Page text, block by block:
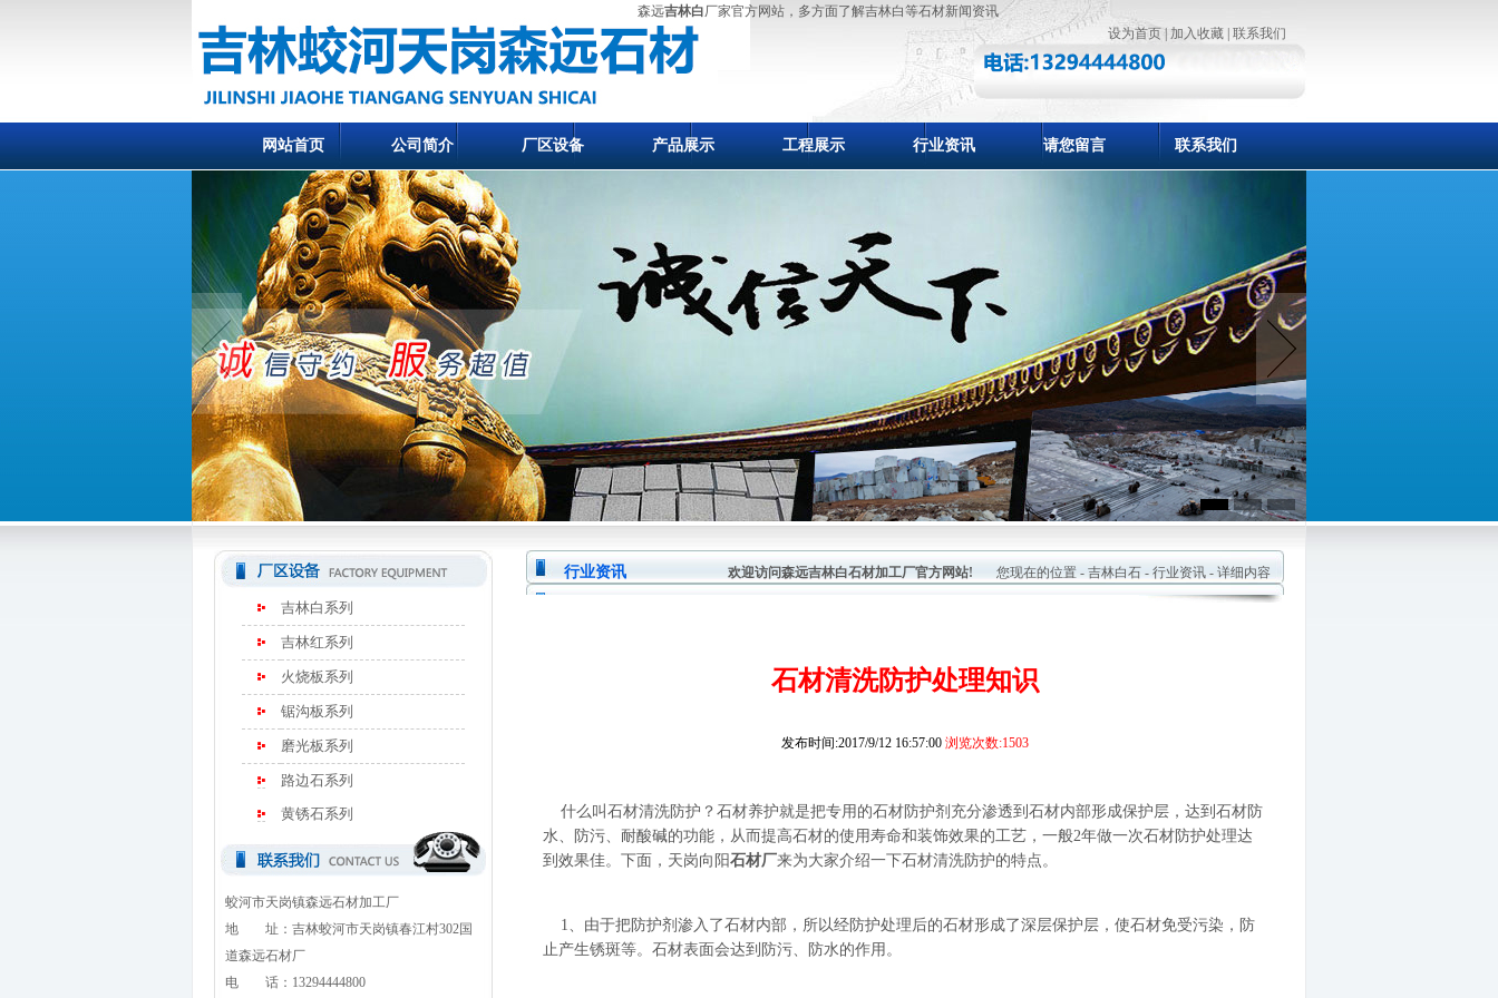
森远吉林白厂家官方网站，多方面了解吉林白等石材新闻资讯
设为首页| 加入收藏 联系我们
网站首页 公司简介 厂区设备 产品展示 工程展示 行业资讯 请您留言 联系我们
吉林白系列
吉林红系列
火烧板系列
锯沟板系列
磨光板系列
路边石系列
黄锈石系列
蛟河市天岗镇森远石材加工厂
地 址：吉林蛟河市天岗镇春江村302国
道森远石材厂
电 话：13294444800
行业资讯 欢迎访问森远吉林白石材加工厂官方网站! 您现在的位置 - 吉林白石 - 行业资讯 - 详细内容
石材清洗防护处理知识
发布时间:2017/9/12 16:57:00 浏览次数:1503
什么叫石材清洗防护？石材养护就是把专用的石材防护剂充分渗透到石材内部形成保护层，达到石材防
水、防污、耐酸碱的功能，从而提高石材的使用寿命和装饰效果的工艺，一般2年做一次石材防护处理达
到效果佳。下面，天岗向阳石材厂来为大家介绍一下石材清洗防护的特点。
1、由于把防护剂渗入了石材内部，所以经防护处理后的石材形成了深层保护层，使石材免受污染，防
止产生锈斑等。石材表面会达到防污、防水的作用。